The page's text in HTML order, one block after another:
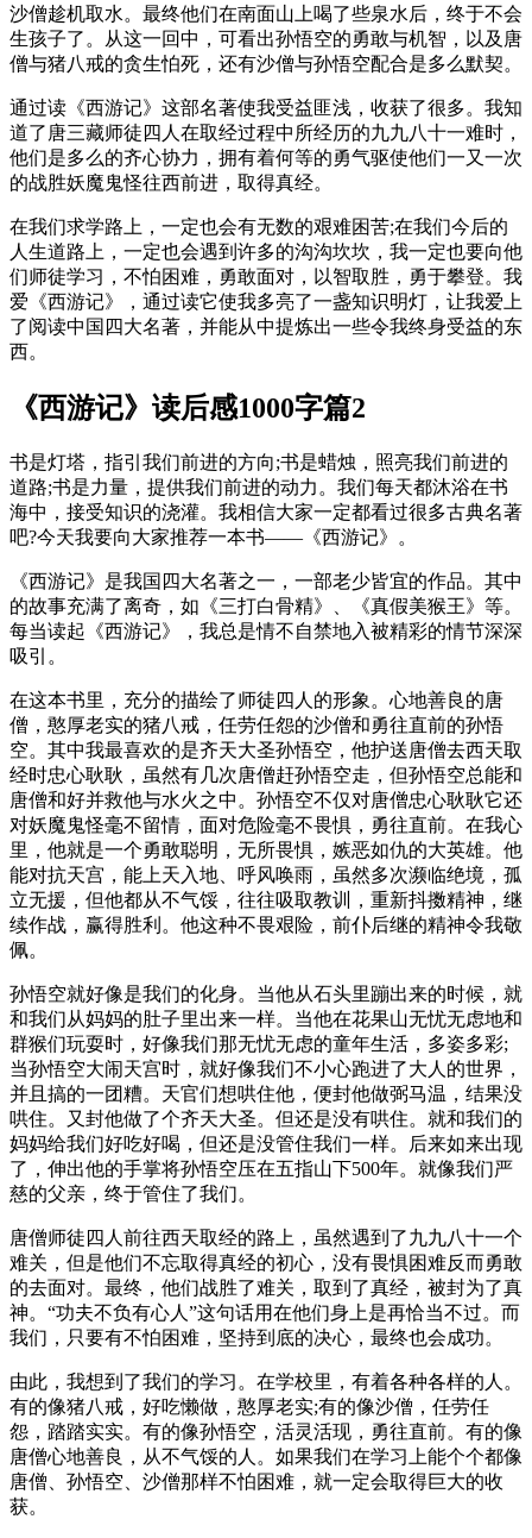
沙僧趁机取水。最终他们在南面山上喝了些泉水后，终于不会
生孩子了。从这一回中，可看出孙悟空的勇敢与机智，以及唐
僧与猪八戒的贪生怕死，还有沙僧与孙悟空配合是多么默契。
通过读《西游记》这部名著使我受益匪浅，收获了很多。我知
道了唐三藏师徒四人在取经过程中所经历的九九八十一难时，
他们是多么的齐心协力，拥有着何等的勇气驱使他们一又一次
的战胜妖魔鬼怪往西前进，取得真经。
在我们求学路上，一定也会有无数的艰难困苦;在我们今后的
人生道路上，一定也会遇到许多的沟沟坎坎，我一定也要向他
们师徒学习，不怕困难，勇敢面对，以智取胜，勇于攀登。我
爱《西游记》，通过读它使我多亮了一盏知识明灯，让我爱上
了阅读中国四大名著，并能从中提炼出一些令我终身受益的东
西。
《西游记》读后感1000字篇2
书是灯塔，指引我们前进的方向;书是蜡烛，照亮我们前进的
道路;书是力量，提供我们前进的动力。我们每天都沐浴在书
海中，接受知识的浇灌。我相信大家一定都看过很多古典名著
吧?今天我要向大家推荐一本书——《西游记》。
《西游记》是我国四大名著之一，一部老少皆宜的作品。其中
的故事充满了离奇，如《三打白骨精》、《真假美猴王》等。
每当读起《西游记》，我总是情不自禁地入被精彩的情节深深
吸引。
在这本书里，充分的描绘了师徒四人的形象。心地善良的唐
僧，憨厚老实的猪八戒，任劳任怨的沙僧和勇往直前的孙悟
空。其中我最喜欢的是齐天大圣孙悟空，他护送唐僧去西天取
经时忠心耿耿，虽然有几次唐僧赶孙悟空走，但孙悟空总能和
唐僧和好并救他与水火之中。孙悟空不仅对唐僧忠心耿耿它还
对妖魔鬼怪毫不留情，面对危险毫不畏惧，勇往直前。在我心
里，他就是一个勇敢聪明，无所畏惧，嫉恶如仇的大英雄。他
能对抗天宫，能上天入地、呼风唤雨，虽然多次濒临绝境，孤
立无援，但他都从不气馁，往往吸取教训，重新抖擞精神，继
续作战，赢得胜利。他这种不畏艰险，前仆后继的精神令我敬
佩。
孙悟空就好像是我们的化身。当他从石头里蹦出来的时候，就
和我们从妈妈的肚子里出来一样。当他在花果山无忧无虑地和
群猴们玩耍时，好像我们那无忧无虑的童年生活，多姿多彩;
当孙悟空大闹天宫时，就好像我们不小心跑进了大人的世界，
并且搞的一团糟。天官们想哄住他，便封他做弼马温，结果没
哄住。又封他做了个齐天大圣。但还是没有哄住。就和我们的
妈妈给我们好吃好喝，但还是没管住我们一样。后来如来出现
了，伸出他的手掌将孙悟空压在五指山下500年。就像我们严
慈的父亲，终于管住了我们。
唐僧师徒四人前往西天取经的路上，虽然遇到了九九八十一个
难关，但是他们不忘取得真经的初心，没有畏惧困难反而勇敢
的去面对。最终，他们战胜了难关，取到了真经，被封为了真
神。“功夫不负有心人”这句话用在他们身上是再恰当不过。而
我们，只要有不怕困难，坚持到底的决心，最终也会成功。
由此，我想到了我们的学习。在学校里，有着各种各样的人。
有的像猪八戒，好吃懒做，憨厚老实;有的像沙僧，任劳任
怨，踏踏实实。有的像孙悟空，活灵活现，勇往直前。有的像
唐僧心地善良，从不气馁的人。如果我们在学习上能个个都像
唐僧、孙悟空、沙僧那样不怕困难，就一定会取得巨大的收
获。